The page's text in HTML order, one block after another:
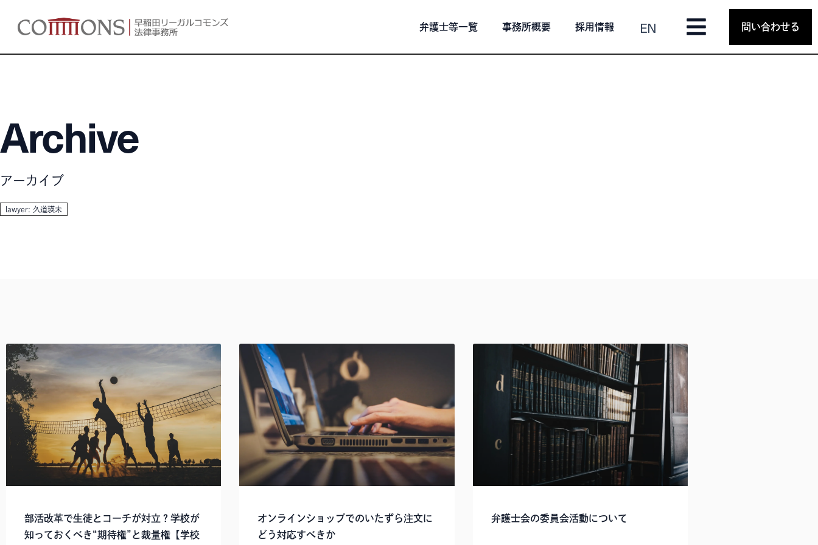
弁護士等一覧 事務所概要 採用情報 EN 問い合わせる
Archive
アーカイブ
lawyer: 久道瑛未
部活改革で生徒とコーチが対立？学校が
知っておくべき“期待権”と裁量権【学校
オンラインショップでのいたずら注文に
どう対応すべきか
弁護士会の委員会活動について